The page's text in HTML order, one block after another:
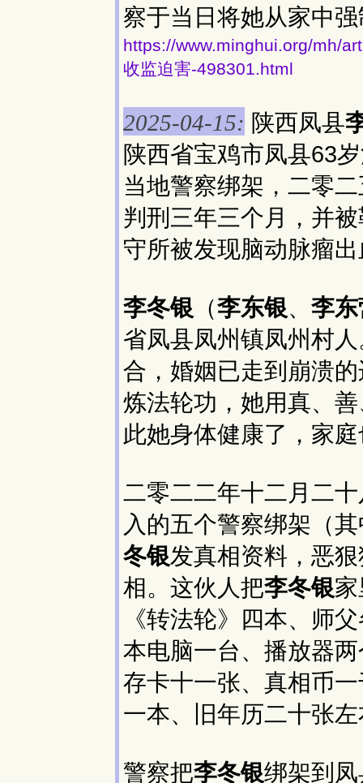
察于当日将她从家中
https://www.minghui.org/mh/
收监迫害-498301.html
2025-04-15: 陕西凤县
陕西省宝鸡市凤县63
当地警察绑架，二零
判刑三年三个月，并
守所被发现脑动脉瘤
李冬银 （李东银、 李
省凤县凤州镇凤州村
合，婚姻已走到崩溃
炼法轮功，她用真、
此她身体健康了，家
二零二二年十二月二
入的五个警察绑架（
冬银发真相资料，恶
相。这伙人把李冬银
《转法轮》四本、师
本电脑一台、播放器
存卡十一张、真相币
一本、旧年历二十张
警察把李冬银绑架到